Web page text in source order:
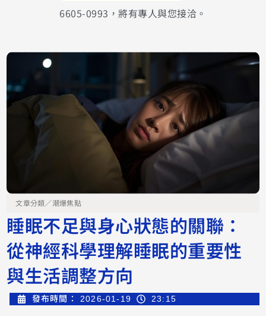
6605-0993，將有專人與您接洽。
文章分類／潮爆焦點
睡眠不足與身心狀態的關聯：
從神經科學理解睡眠的重要性
與生活調整方向
發布時間： 2026-01-19 23:15